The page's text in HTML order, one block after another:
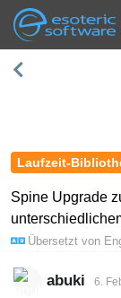
Navigation
STARTSEITE
KONTAKT
Laufzeit-
Spine Upgrade
Übersetzt von
abuki 6.